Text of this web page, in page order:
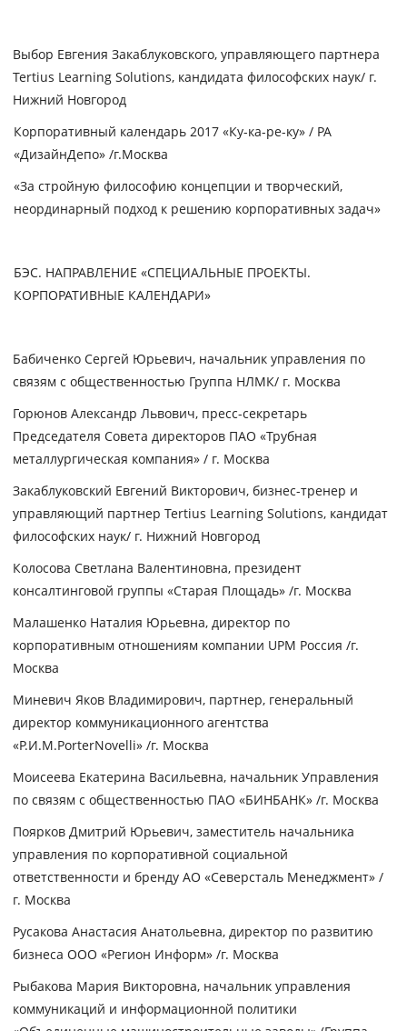
Выбор Евгения Закаблуковского, управляющего партнера
Tertius Learning Solutions, кандидата философских наук/ г.
Нижний Новгород
Корпоративный календарь 2017 «Ку-ка-ре-ку» / РА
«ДизайнДепо» /г.Москва
«За стройную философию концепции и творческий,
неординарный подход к решению корпоративных задач»
БЭС. НАПРАВЛЕНИЕ «СПЕЦИАЛЬНЫЕ ПРОЕКТЫ.
КОРПОРАТИВНЫЕ КАЛЕНДАРИ»
Бабиченко Сергей Юрьевич, начальник управления по
связям с общественностью Группа НЛМК/ г. Москва
Горюнов Александр Львович, пресс-секретарь
Председателя Совета директоров ПАО «Трубная
металлургическая компания» / г. Москва
Закаблуковский Евгений Викторович, бизнес-тренер и
управляющий партнер Tertius Learning Solutions, кандидат
философских наук/ г. Нижний Новгород
Колосова Светлана Валентиновна, президент
консалтинговой группы «Старая Площадь» /г. Москва
Малашенко Наталия Юрьевна, директор по
корпоративным отношениям компании UPM Россия /г.
Москва
Миневич Яков Владимирович, партнер, генеральный
директор коммуникационного агентства
«Р.И.М.PorterNovelli» /г. Москва
Моисеева Екатерина Васильевна, начальник Управления
по связям с общественностью ПАО «БИНБАНК» /г. Москва
Поярков Дмитрий Юрьевич, заместитель начальника
управления по корпоративной социальной
ответственности и бренду АО «Северсталь Менеджмент» /
г. Москва
Русакова Анастасия Анатольевна, директор по развитию
бизнеса ООО «Регион Информ» /г. Москва
Рыбакова Мария Викторовна, начальник управления
коммуникаций и информационной политики